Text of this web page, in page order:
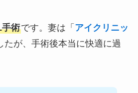
術です。妻は「 アイクリニッ
たが、手術後本当に快適に過